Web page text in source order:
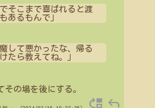
そこまで喜ばれると渡
あるもんで」
して悪かったな、帰る
たら教えてね。」
の場を後にする。
move_up reply